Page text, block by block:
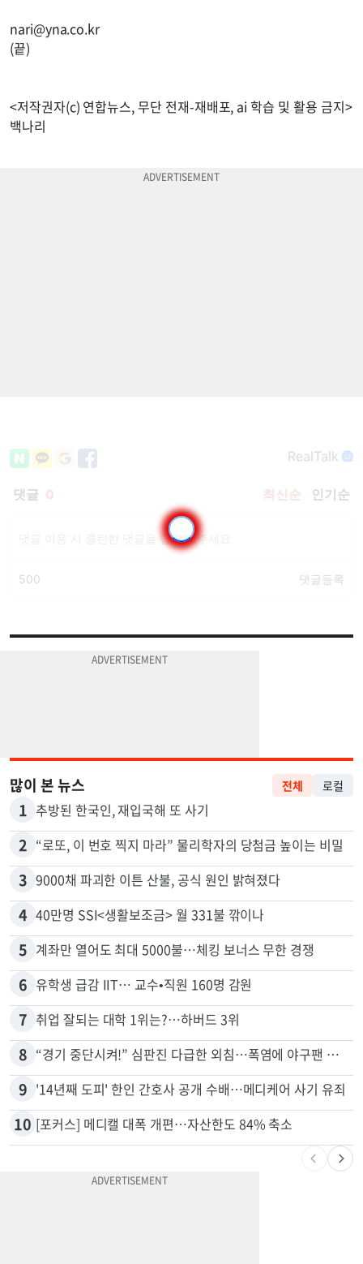
nari@yna.co.kr
(끝)
<저작권자(c) 연합뉴스, 무단 전재-재배포, ai 학습 및 활용 금지>
백나리
1 추방된 한국인, 재입국해 또 사기
2 “로또, 이 번호 찍지 마라” 물리학자의 당첨금 높이는 비밀
3 9000채 파괴한 이튼 산불, 공식 원인 밝혀졌다
4 40만명 SSI<생활보조금> 월 331불 깎이나
5 계좌만 열어도 최대 5000불…체킹 보너스 무한 경쟁
6 유학생 급감 IIT… 교수•직원 160명 감원
7 취업 잘되는 대학 1위는?…하버드 3위
8 “경기 중단시켜!” 심판진 다급한 외침…폭염에 야구팬 쓰러졌다
9 '14년째 도피' 한인 간호사 공개 수배…메디케어 사기 유죄